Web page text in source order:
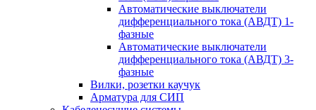
Автоматические выключатели
дифференциального тока (АВДТ) 1-
фазные
Автоматические выключатели
дифференциального тока (АВДТ) 3-
фазные
Вилки, розетки каучук
Арматура для СИП